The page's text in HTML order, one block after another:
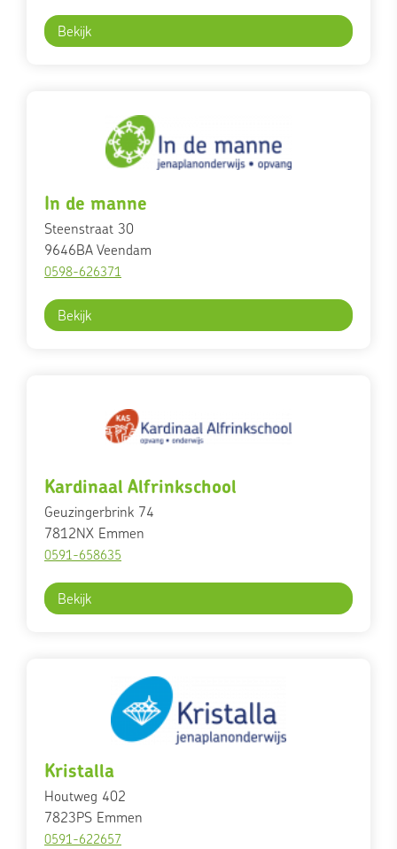
Bekijk
In de manne
Steenstraat 30
9646BAVeendam
0598-626371
Bekijk
Kardinaal Alfrinkschool
Geuzingerbrink 74
7812NX Emmen
0591-658635
Bekijk
Kristalla
Houtweg 402
7823PS Emmen
0591-622657